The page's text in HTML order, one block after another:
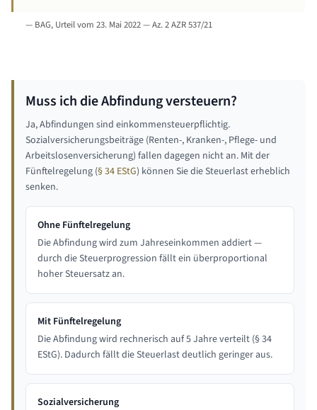
— BAG, Urteil vom 23. Mai 2022 — Az. 2 AZR 537/21
Muss ich die Abfindung versteuern?
Ja, Abfindungen sind einkommensteuerpflichtig.
Sozialversicherungsbeiträge (Renten-, Kranken-, Pflege- und
Arbeitslosenversicherung) fallen dagegen nicht an. Mit der
Fünftelregelung (§ 34 EStG) können Sie die Steuerlast erheblich
senken.
Ohne Fünftelregelung
Die Abfindung wird zum Jahreseinkommen addiert —
durch die Steuerprogression fällt ein überproportional
hoher Steuersatz an.
Mit Fünftelregelung
Die Abfindung wird rechnerisch auf 5 Jahre verteilt (§ 34
EStG). Dadurch fällt die Steuerlast deutlich geringer aus.
Sozialversicherung